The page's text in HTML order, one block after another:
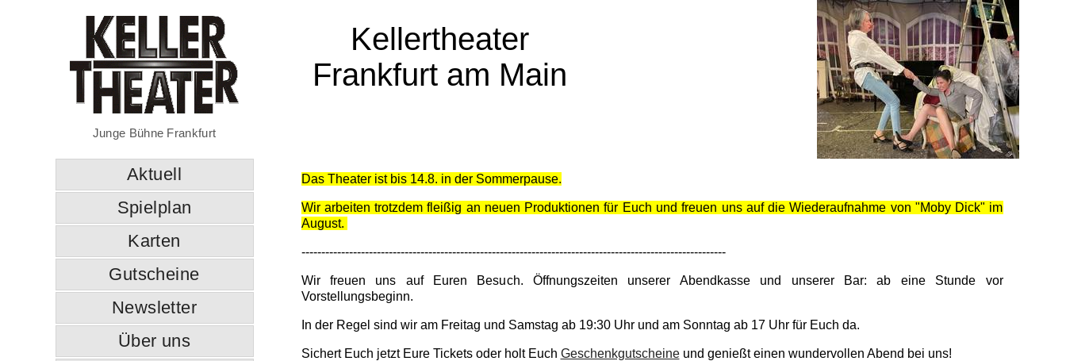
Junge Bühne Frankfurt
Aktuell
Spielplan
Karten
Gutscheine
Newsletter
Über uns
Kellertheater
Frankfurt am Main
Das Theater ist bis 14.8. in der Sommerpause.
Wir arbeiten trotzdem fleißig an neuen Produktionen für Euch und freuen uns auf die Wiederaufnahme von "Moby Dick" im
August.
-----------------------------------------------------------------------------------------------------------
Wir freuen uns auf Euren Besuch. Öffnungszeiten unserer Abendkasse und unserer Bar: ab eine Stunde vor
Vorstellungsbeginn.
In der Regel sind wir am Freitag und Samstag ab 19:30 Uhr und am Sonntag ab 17 Uhr für Euch da.
Sichert Euch jetzt Eure Tickets oder holt Euch Geschenkgutscheineund genießt einen wundervollen Abend bei uns!